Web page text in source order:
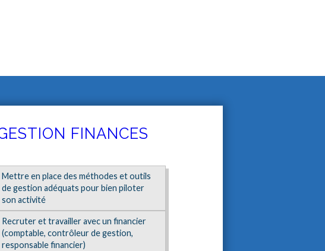
FINANCES
Mettre en place des méthodes et outils
de gestion adéquats pour bien piloter
son activité
Recruter et travailler avec un financier
(comptable, contrôleur de gestion,
responsable financier)